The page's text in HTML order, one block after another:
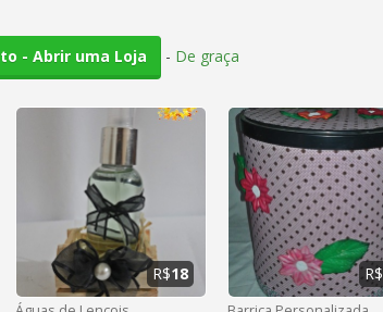
- Abrir uma Loja - De graça
R$18 R$